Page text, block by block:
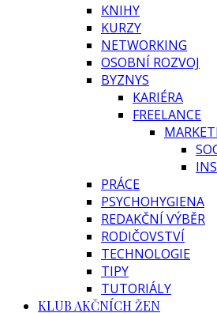
KNIHY
KURZY
NETWORKING
OSOBNÍ ROZVOJ
BYZNYS
KARIÉRA
FREELANCE
PRÁCE
PSYCHOHYGIENA
REDAKČNÍ VÝBĚR
RODIČOVSTVÍ
TECHNOLOGIE
TIPY
TUTORIÁLY
KLUB AKČNÍCH ŽEN